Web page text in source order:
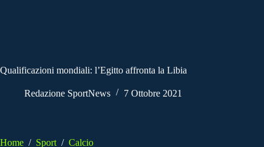
Qualificazioni mondiali: l’Egitto affronta la Libia
Redazione SportNews 7 Ottobre 2021
Home / Sport / Calcio